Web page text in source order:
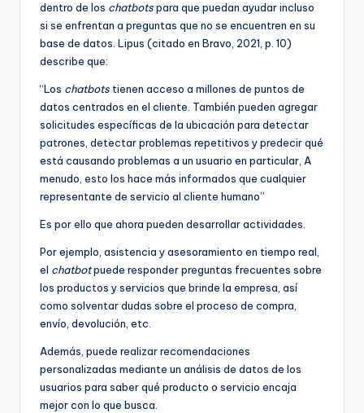
dentro de los chatbotspara que puedan ayudar incluso
si se enfrentan a preguntas que no se encuentren en su
base de datos. Lipus (citado en Bravo, 2021, p. 10)
describe que:
“Los chatbots tienen acceso a millones de puntos de
datos centrados en el cliente. También pueden agregar
solicitudes específicas de la ubicación para detectar
patrones, detectar problemas repetitivos y predecir qué
está causando problemas a un usuario en particular, A
menudo, esto los hace más informados que cualquier
representante de servicio al cliente humano”
Es por ello que ahora pueden desarrollar actividades.
Por ejemplo, asistencia y asesoramiento en tiempo real,
el chatbotpuede responder preguntas frecuentes sobre
los productos y servicios que brinde la empresa, así
como solventar dudas sobre el proceso de compra,
envío, devolución, etc.
Además, puede realizar recomendaciones
personalizadas mediante un análisis de datos de los
usuarios para saber qué producto o servicio encaja
mejor con lo que busca.